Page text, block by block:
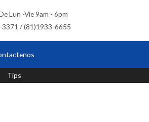
Lun -Vie 9am - 6pm
/ (81)1933-6655
Tips